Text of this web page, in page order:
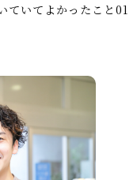
ていてよかったこと01